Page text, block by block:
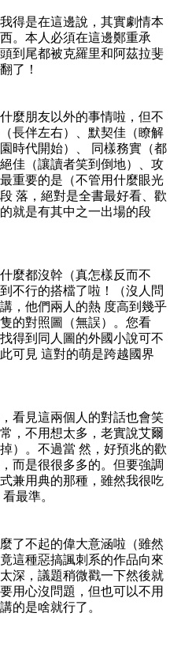
得是在這邊說，其實劇情本
。本人必須在這邊鄭重承
到尾都被克羅里和阿茲拉斐
了！
麼朋友以外的事情啦，但不
長伴左右）、默契佳（瞭解
時代開始）、 同樣務實（都
佳（讓讀者笑到倒地）、攻
重要的是（不管用什麼眼光
落，絕對是全書最好看、歡
就是有其中之一出場的段
麼都沒幹（真怎樣反而不
不行的搭檔了啦！（沒人問
，他們兩人的熱 度高到幾乎
的對照圖（無誤）。您看
得到同人圖的外國小說可不
可見 這對的萌是跨越國界
看見這兩個人的對話也會笑
，不用想太多，老實說艾爾
）。不過當 然，好預兆的歡
而是很很多多的。但要強調
兼用典的那種，雖然我很吃
最準。
了不起的偉大意涵啦（雖然
這種惡搞諷刺系的作品向來
深，議題稍微戳一下然後就
用心沒問題，但也可以不用
的是啥就行了。